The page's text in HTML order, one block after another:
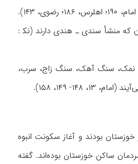
گوزن زرد ایرانی و آهو، مهم‌ترین گونه‌های نادر پستانداران در این منطقه بوده‌اند (نک‍ : اعتماد، ۲ / ۱۷۵-۱۸۰، ۱۸۸-۱۹۳، ۲۱۵-۲۲۵؛ امام، ۱۹۰؛ اهلرس، ۱۸۶؛ رضوی، ۱۴۳).
که منشأ سندی ـ هندی دارند (نک‍ :
نمک، سنگ آهک، سنگ زاج، سرب،
۱۴۹، ۱۵۸).
گروههای ساکن در خوزستان بودند و آغاز سکونت انبوه
: رضوی، ۳۷، ۴۶). سیاه‌پوستان از قدیمی‌ترین مردمان ساکن خوزستان بوده‌اند. گفته